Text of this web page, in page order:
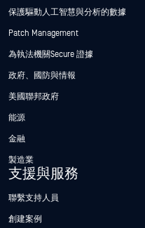
保護驅動人工智慧與分析的數據
Patch Management
為執法機關Secure 證據
政府、國防與情報
美國聯邦政府
能源
金融
製造業
支援與服務
聯繫支持人員
創建案例